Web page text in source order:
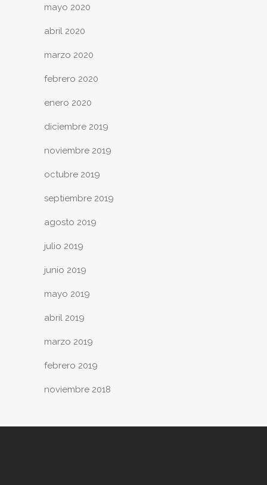
mayo 2020
abril 2020
marzo 2020
febrero 2020
enero 2020
diciembre 2019
noviembre 2019
octubre 2019
septiembre 2019
agosto 2019
julio 2019
junio 2019
mayo 2019
abril 2019
marzo 2019
febrero 2019
noviembre 2018